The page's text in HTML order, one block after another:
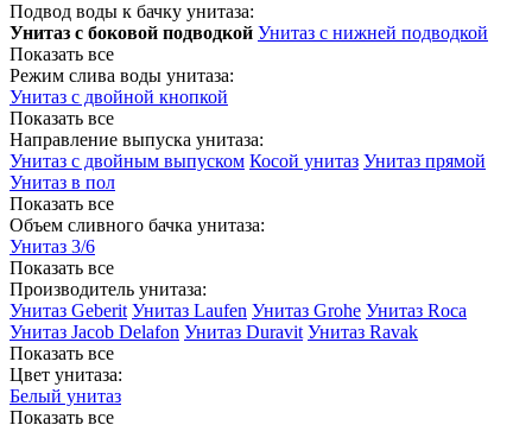
Подвод воды к бачку унитаза:
Унитаз с боковой подводкой Унитаз с нижней подводкой
Показать все
Режим слива воды унитаза:
Унитаз с двойной кнопкой
Показать все
Направление выпуска унитаза:
Унитаз с двойным выпуском Косой унитаз Унитаз прямой
Унитаз в пол
Показать все
Объем сливного бачка унитаза:
Унитаз 3/6
Показать все
Производитель унитаза:
Унитаз Geberit Унитаз Laufen Унитаз Grohe Унитаз Roca
Унитаз Jacob Delafon Унитаз Duravit Унитаз Ravak
Показать все
Цвет унитаза:
Белый унитаз
Показать все